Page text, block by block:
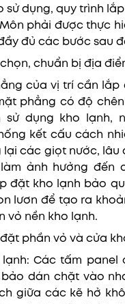
sử dụng, quy trình
phải được thực
đủ các bước sau
chọn, chuẩn bị địa
của vị trí cần lắp
phẳng có độ
sử dụng kho lạnh,
kết cấu cách
lại các giọt nước, lâu
ảnh hưởng đến
đặt kho lạnh bảo
lươn để tạo ra
vỏ nền kho lạnh.
đặt phần vỏ và cửa
Các tấm panel
dán chặt vào
giữa các kẽ hở